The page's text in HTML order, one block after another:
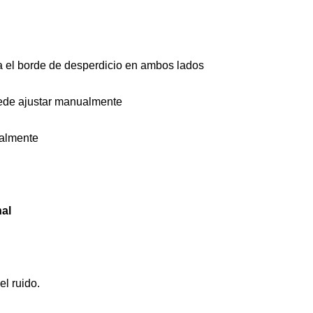
borde de desperdicio en ambos lados
ajustar manualmente
ruido.